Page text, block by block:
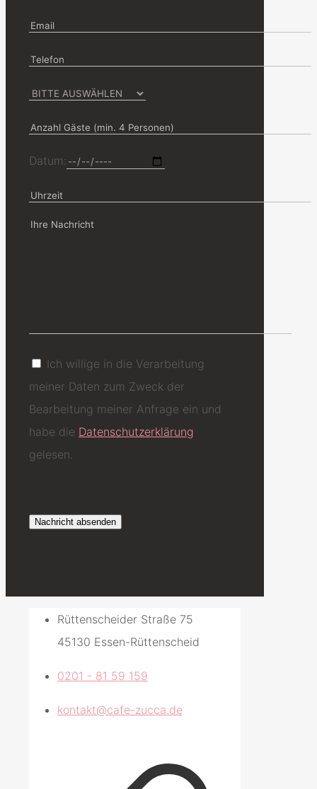
Datum:
Ich willige in die Verarbeitung
meiner Daten zum Zweck der
Bearbeitung meiner Anfrage ein und
habe die Datenschutzerklärung
gelesen.
Rüttenscheider Straße 75
45130 Essen-Rüttenscheid
0201 - 81 59 159
kontakt@cafe-zucca.de